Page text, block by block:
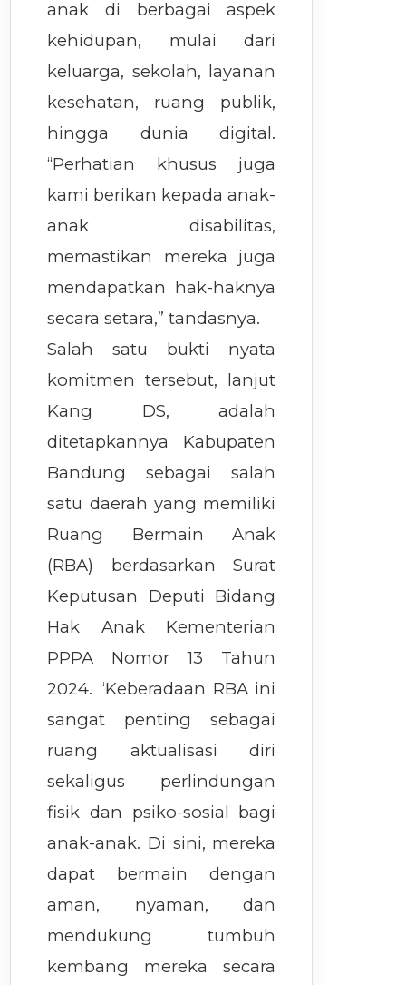
anak di berbagai aspek
kehidupan, mulai dari
keluarga, sekolah, layanan
kesehatan, ruang publik,
hingga dunia digital.
“Perhatian khusus juga
kami berikan kepada anak-
anak disabilitas,
memastikan mereka juga
mendapatkan hak-haknya
secara setara,” tandasnya.
Salah satu bukti nyata
komitmen tersebut, lanjut
Kang DS, adalah
ditetapkannya Kabupaten
Bandung sebagai salah
satu daerah yang memiliki
Ruang Bermain Anak
(RBA) berdasarkan Surat
Keputusan Deputi Bidang
Hak Anak Kementerian
PPPA Nomor 13 Tahun
2024. “Keberadaan RBA ini
sangat penting sebagai
ruang aktualisasi diri
sekaligus perlindungan
fisik dan psiko-sosial bagi
anak-anak. Di sini, mereka
dapat bermain dengan
aman, nyaman, dan
mendukung tumbuh
kembang mereka secara